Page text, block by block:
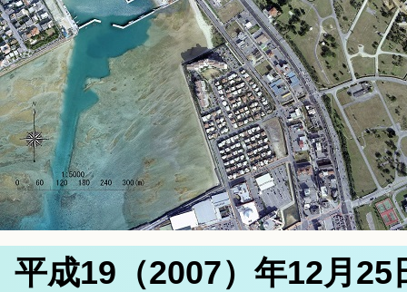
平成19（2007）年12月